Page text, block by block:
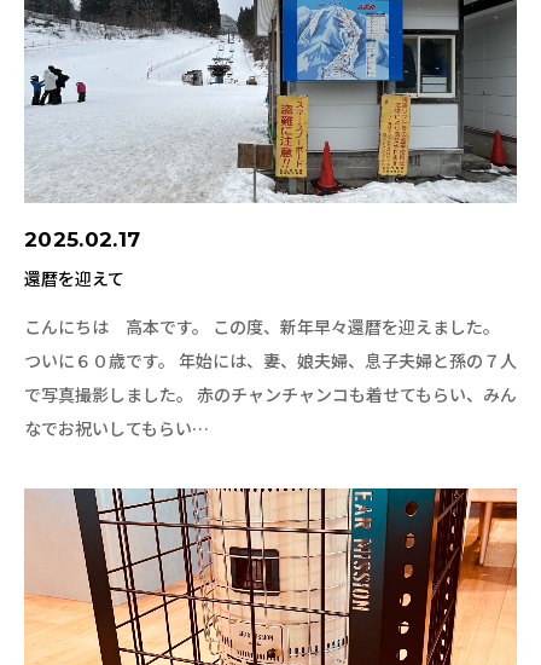
2025.02.17
還暦を迎えて
こんにちは 高本です。 この度、新年早々還暦を迎えました。
ついに６０歳です。 年始には、妻、娘夫婦、息子夫婦と孫の７人
で写真撮影しました。 赤のチャンチャンコも着せてもらい、みん
なでお祝いしてもらい…